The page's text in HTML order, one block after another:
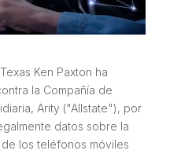
Ken Paxton ha
la Compañía de
Arity ("Allstate"), por
datos sobre la
los teléfonos móviles